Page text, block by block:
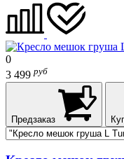
0
3 499 руб
Предзаказ